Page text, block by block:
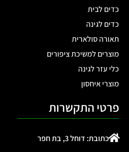
כדים לבית
כדים לגינה
תאורה סולארית
מוצרים למשיכת ציפורים
כלי עזר לגינה
מוצרי איחסון
פרטי התקשרות
כתובת: דוחל 3, בת חפר